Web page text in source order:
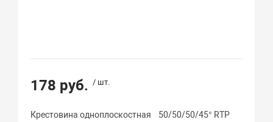
178 руб. / шт.
Крестовина одноплоскостная 50/50/50/45° RTP